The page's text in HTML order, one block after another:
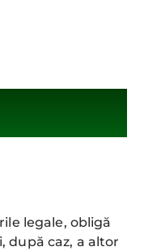
legale, obligă
după caz, a altor